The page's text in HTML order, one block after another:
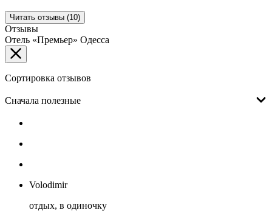
Читать отзывы (10)
Отзывы
Отель «Премьер» Одесса
Сортировка отзывов
Сначала полезные
Volodimir
отдых, в одиночку